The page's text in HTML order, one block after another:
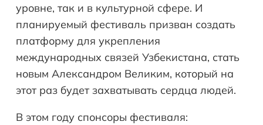
уровне, так и в культурной сфере. И
планируемый фестиваль призван создать
платформу для укрепления
международных связей Узбекистана, стать
новым Александром Великим, который на
этот раз будет захватывать сердца людей.
В этом году спонсоры фестиваля: